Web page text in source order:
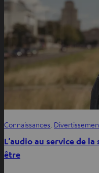
Connaissances
L’audio au service de
être